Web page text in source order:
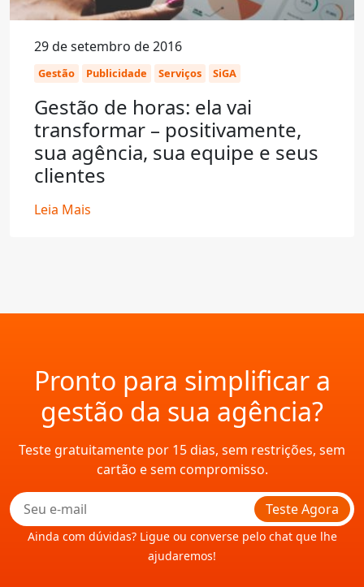
29 de setembro de 2016
Gestão Publicidade Serviços SiGA
Gestão de horas: ela vai
transformar – positivamente,
sua agência, sua equipe e seus
clientes
Leia Mais
Pronto para simplificar a
gestão da sua agência?
Teste gratuitamente por 15 dias, sem restrições, sem
cartão e sem compromisso.
Teste Agora
Ainda com dúvidas? Ligue ou converse pelo chat que lhe
ajudaremos!